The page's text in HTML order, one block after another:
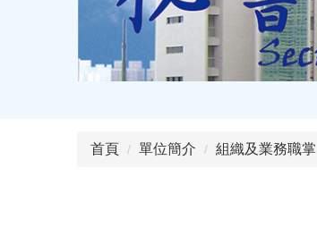
首頁 單位簡介 組織及業務職掌